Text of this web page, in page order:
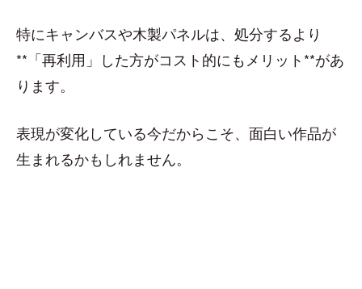
特にキャンバスや木製パネルは、処分するより
**「再利用」した方がコスト的にもメリット**があ
ります。
表現が変化している今だからこそ、面白い作品が
生まれるかもしれません。